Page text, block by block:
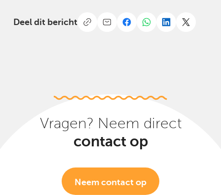
Deel dit bericht
Vragen? Neem direct
contact op
Neem contact op